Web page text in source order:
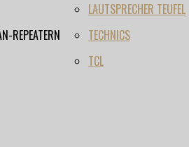
REPEATERN
LAUTSPRECHER TEUFEL
TECHNICS
TCL